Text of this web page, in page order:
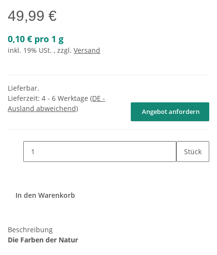
49,99 €
0,10 € pro 1 g
inkl. 19% USt. , zzgl. Versand
Lieferbar.
Lieferzeit: 4 - 6 Werktage (DE -
Ausland abweichend)
Angebot anfordern
Stück
In den Warenkorb
Beschreibung
Die Farben der Natur